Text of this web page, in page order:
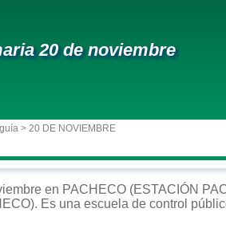
20 de noviembre
> 20 DE NOVIEMBRE
en PACHECO (ESTACIÓN
. Es una escuela de control